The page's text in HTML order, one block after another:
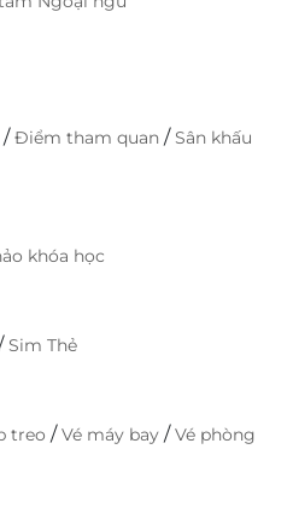
/Điểm tham quan /Sân khấu
khóa học
Sim Thẻ
treo /Vé máy bay /Vé phòng